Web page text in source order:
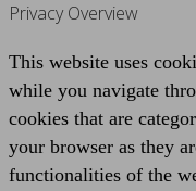
Privacy Overview
This website uses
while you navigate
cookies that are
your browser as they
functionalities of the